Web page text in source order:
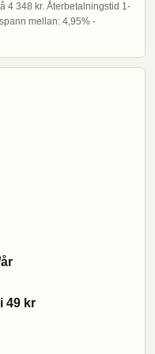
4 348 kr. Återbetalningstid 1-
mellan: 4,95% -
49 kr